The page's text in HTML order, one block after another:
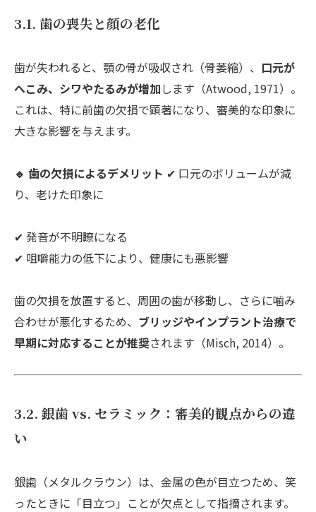
3.1. 歯の喪失と顔の老化
歯が失われると、顎の骨が吸収され（骨萎縮）、 口元が
へこみ、シワやたるみが増加します（Atwood, 1971）。
これは、特に前歯の欠損で顕著になり、審美的な印象に
大きな影響を与えます。
🔹 歯の欠損によるデメリット ✔ 口元のボリュームが減
り、老けた印象に
✔ 発音が不明瞭になる
✔ 咀嚼能力の低下により、健康にも悪影響
歯の欠損を放置すると、周囲の歯が移動し、さらに噛み
合わせが悪化するため、 ブリッジやインプラント治療で
早期に対応することが推奨されます（Misch, 2014）。
3.2. 銀歯 vs. セラミック：審美的観点からの違
い
銀歯（メタルクラウン）は、金属の色が目立つため、笑
ったときに「目立つ」ことが欠点として指摘されます。